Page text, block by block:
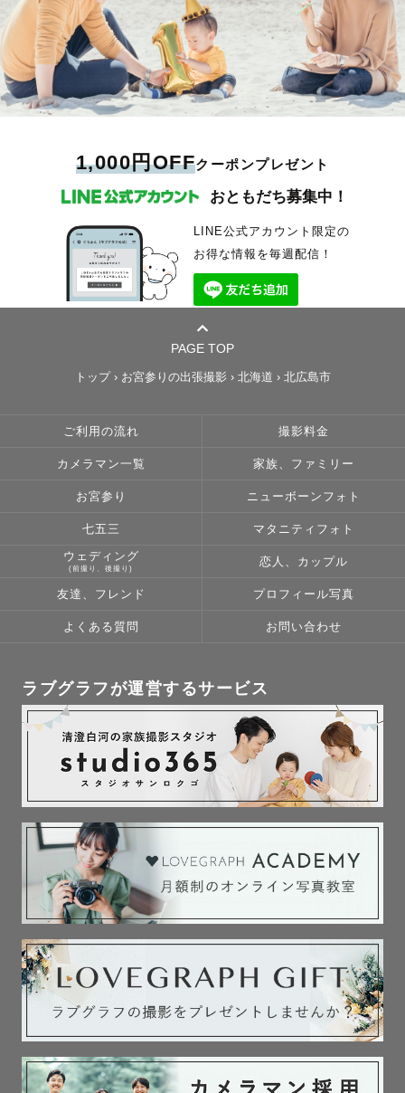
1,000円OFFクーポンプレゼント
おともだち募集中！
LINE公式アカウント限定の
お得な情報を毎週配信！
PAGE TOP
トップ› お宮参りの出張撮影 › 北海道 › 北広島市
ご利用の流れ 撮影料金
カメラマン一覧 家族、ファミリー
お宮参り ニューボーンフォト
七五三 マタニティフォト
ウェディング
(前撮り、後撮り)
恋人、カップル
友達、フレンド プロフィール写真
よくある質問 お問い合わせ
ラブグラフが運営するサービス